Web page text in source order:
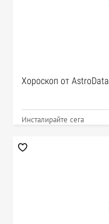
Хороскоп от AstroData
Инсталирайте сега